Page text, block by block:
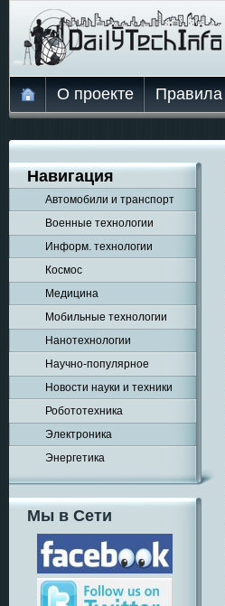
О проекте Правила
Навигация
Автомобили и транспорт
Военные технологии
Информ. технологии
Космос
Медицина
Мобильные технологии
Нанотехнологии
Научно-популярное
Новости науки и техники
Робототехника
Электроника
Энергетика
Мы в Сети